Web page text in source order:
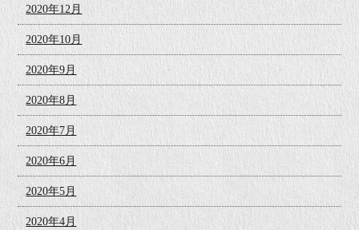
2020年12月
2020年10月
2020年9月
2020年8月
2020年7月
2020年6月
2020年5月
2020年4月